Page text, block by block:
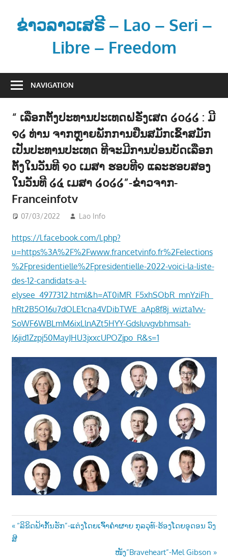
contentຂ່າວລາວເສຣີ – Lao – Seri –
Libre – Freedom
າ
ະ
ຂໍ້
ມູ
ນ
ຂ່
າ
ວ
າ
ນ
NAVIGATION
“ ເລືອກຕັ້ງປະທານປະເທດຝຣັ່ງເສດ ໒໐໒໒ : ມີ
໑໒ ທ່ານ ຈາກຫຼາຍພັກການຢືນສມັກເຂົ້າສມັກ
ເປັນປະທານປະເທດ ທີຈະມີການປ່ອນບັດເລືອກ
ຕັ້ງໃນວັນທີ ໑໐ ເມສາ ຮອບທີ໑ ແລະຮອບສອງ
ໃນວັນທີ ໒໔ ເມສາ ໒໐໒໒”-ຂ່າວຈາກ-
Franceinfotv
07/03/2022 Lao Info
https://l.facebook.com/l.php?
u=https%3A%2F%2Fwww.francetvinfo.fr%2Felections
%2Fpresidentielle%2Fpresidentielle-2022-voici-la-liste-
des-12-candidats-a-l-
elysee_4977312.html&h=AT0iMR_F5xhSObR_mnYziFh_
hRt2B5O16u7dOLE1cna4VDibTWE_aAp8f8j_wizta1vv-
SoWF6WBLmM6ixLlnAZt5HYY-GdsIuvgvbhmsah-
J6jid1Zzpj50MayJHU3jxxcUPOZjpo_R&s=1
Post
Previous
Post:
“ລິຂິດຟ້າກັ້ນຮັກ”-ແຕ່ງໂດຍເຈົ້າຄຳຜາຍ ກຸລວຸທ໌-ຮ້ອງໂດຍອຸດອນ ວົງ
ສີ
Next
ໜັງ”Braveheart”-Mel Gibson